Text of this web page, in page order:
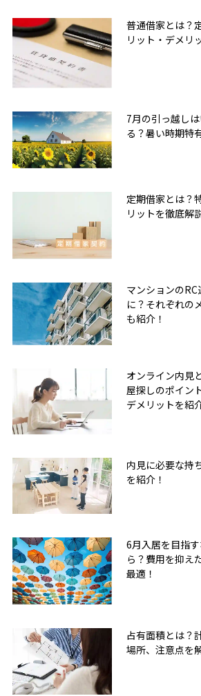
普通借家とは？
リット・デメリ
7月の引っ越し
る？暑い時期特
定期借家とは？
リットを徹底解
マンションの
に？それぞれの
も紹介！
オンライン内見
屋探しのポイン
デメリットを紹
内見に必要な持
を紹介！
6月入居を目指
ら？費用を抑え
最適！
占有面積とは？
場所、注意点を